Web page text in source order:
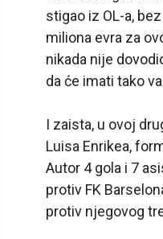
stigao iz OL-a,
miliona evra za
nikada nije
da će imati tako
I zaista, u ovoj
Luisa Enrikea,
Autor 4 gola i 7
protiv FK
protiv njegovog